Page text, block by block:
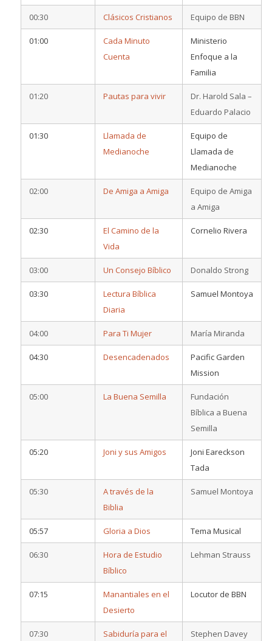
00:30 Clásicos Cristianos Equipo de BBN
01:00
Cada Minuto
Cuenta
Ministerio
Enfoque a la
Familia
01:20 Pautas para vivir
Dr. Harold Sala –
Eduardo Palacio
01:30
Llamada de
Medianoche
Equipo de
Llamada de
Medianoche
02:00 De Amiga a Amiga
Equipo de Amiga
a Amiga
02:30
El Camino de la
Vida
Cornelio Rivera
03:00 Un Consejo Bíblico Donaldo Strong
03:30
Lectura Bíblica
Diaria
Samuel Montoya
04:00 Para Ti Mujer María Miranda
04:30 Desencadenados
Pacific Garden
Mission
05:00 La Buena Semilla
Fundación
Bíblica a Buena
Semilla
05:20 Joni y sus Amigos
Joni Eareckson
Tada
05:30
A través de la
Biblia
Samuel Montoya
05:57 Gloria a Dios Tema Musical
06:30
Hora de Estudio
Bíblico
Lehman Strauss
07:15
Manantiales en el
Desierto
Locutor de BBN
07:30 Sabiduría para el Stephen Davey